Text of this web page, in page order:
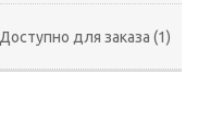
Доступно для заказа (1)